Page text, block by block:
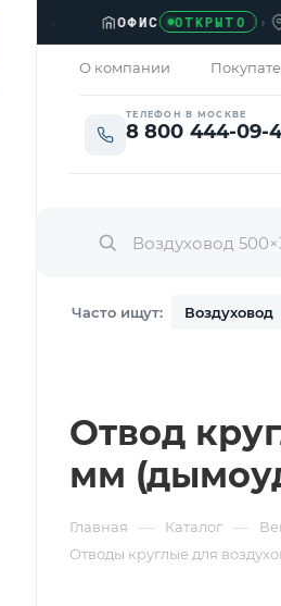
ОФИС ОТКРЫТО ›
О компании
ТЕЛЕФОН В МОСКВЕ
8 800 444-09-
Часто ищут: Воздуховод
Отвод
мм
Главная — Каталог —
Отводы круглые для